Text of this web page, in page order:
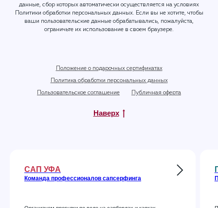
данные, сбор которых автоматически осуществляется на условиях
Политики обработки персональных данных. Если вы не хотите, чтобы
ваши пользовательские данные обрабатывались, пожалуйста,
ограничьте их использование в своем браузере.
Положение о подарочных сертификатах
Политика обработки персональных данных
Пользовательское соглашение Публичная оферта
Наверх
САП УФА
Команда профессионалов сапсерфинга